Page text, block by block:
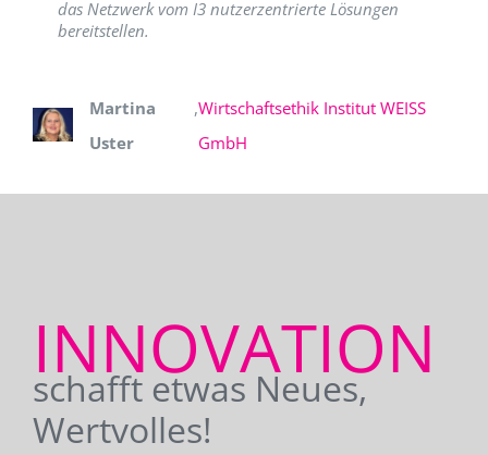
das Netzwerk vom I3 nutzerzentrierte Lösungen
bereitstellen.
Martina
Uster
,Wirtschaftsethik Institut WEISS
GmbH
INNOVATION
schafft etwas Neues,
Wertvolles!